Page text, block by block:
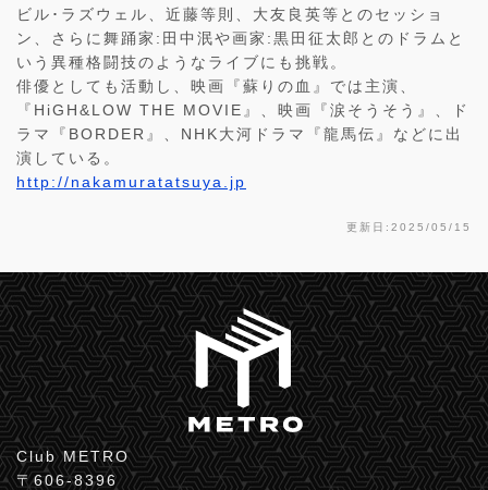
ビル･ラズウェル、近藤等則、大友良英等とのセッショ
ン、さらに舞踊家:田中泯や画家:黒田征太郎とのドラムと
いう異種格闘技のようなライブにも挑戦。
俳優としても活動し、映画『蘇りの血』では主演、
『HiGH&LOW THE MOVIE』、映画『涙そうそう』、ド
ラマ『BORDER』、NHK大河ドラマ『龍馬伝』などに出
演している。
http://nakamuratatsuya.jp
更新日:2025/05/15
Club METRO
〒606-8396